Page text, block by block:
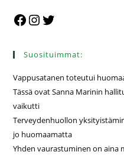
Suosituimmat:
Vappusatanen toteutui
Tässä ovat Sanna Marinin
vaikutti
Terveydenhuollon
jo huomaamatta
Yhden vaurastuminen on aina